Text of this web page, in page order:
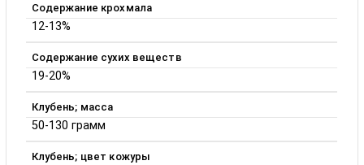
Содержание крохмала
12-13%
Содержание сухих веществ
19-20%
Клубень; масса
50-130 грамм
Клубень; цвет кожуры